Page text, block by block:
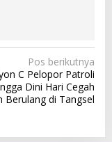
Pos berikutnya
C Pelopor Patroli
Dini Hari Cegah
Berulang di Tangsel